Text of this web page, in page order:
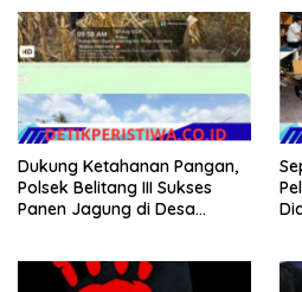
Nias Utara
Dukung Ketahanan Pangan,
Polsek Belitang III Sukses
Panen Jagung di Desa